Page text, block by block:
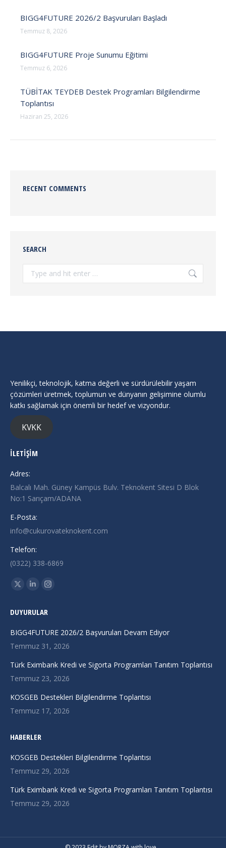
BIGG4FUTURE 2026/2 Başvuruları Başladı
Temmuz 8, 2026
BIGG4FUTURE Proje Sunumu Eğitimi
Temmuz 6, 2026
TÜBİTAK TEYDEB Destek Programları Bilgilendirme
Toplantısı
Haziran 25, 2026
RECENT COMMENTS
SEARCH
Search:
Yenilikçi, teknolojik, katma değerli ve sürdürülebilir yaşam
çözümleri üretmek, toplumun ve dünyanın gelişimine olumlu
katkı sağlamak için önemli bir hedef ve vizyondur.
KVKK
İLETİŞİM
Adres:
Balcalı Mah. Güney Kampüs Bulv. Teknokent Sitesi D Blok
No:1 Sarıçam/ADANA
E-Posta:
info@cukurovateknokent.com
Telefon:
(0322) 338-6869
Find us on:
X
opens
in
Linkedin
opens
in
new
Instagram
opens
in
new
DUYURULAR
BIGG4FUTURE 2026/2 Başvuruları Devam Ediyor
Temmuz 31, 2026
Türk Eximbank Kredi ve Sigorta Programları Tanıtım Toplantısı
Temmuz 23, 2026
KOSGEB Destekleri Bilgilendirme Toplantısı
Temmuz 17, 2026
HABERLER
KOSGEB Destekleri Bilgilendirme Toplantısı
Temmuz 29, 2026
Türk Eximbank Kredi ve Sigorta Programları Tanıtım Toplantısı
Temmuz 29, 2026